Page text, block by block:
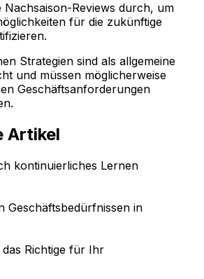
Nachsaison-Reviews durch, um
für die zukünftige
Strategien sind als allgemeine
und müssen möglicherweise
Geschäftsanforderungen
Artikel
kontinuierliches Lernen
Geschäftsbedürfnissen in
Richtige für Ihr